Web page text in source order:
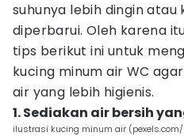
suhunya lebih dingin
diperbarui. Oleh karena
tips berikut ini untuk
kucing minum air WC
air yang lebih higienis.
1. Sediakan air bersih
ilustrasi kucing minum air (pexels.com/